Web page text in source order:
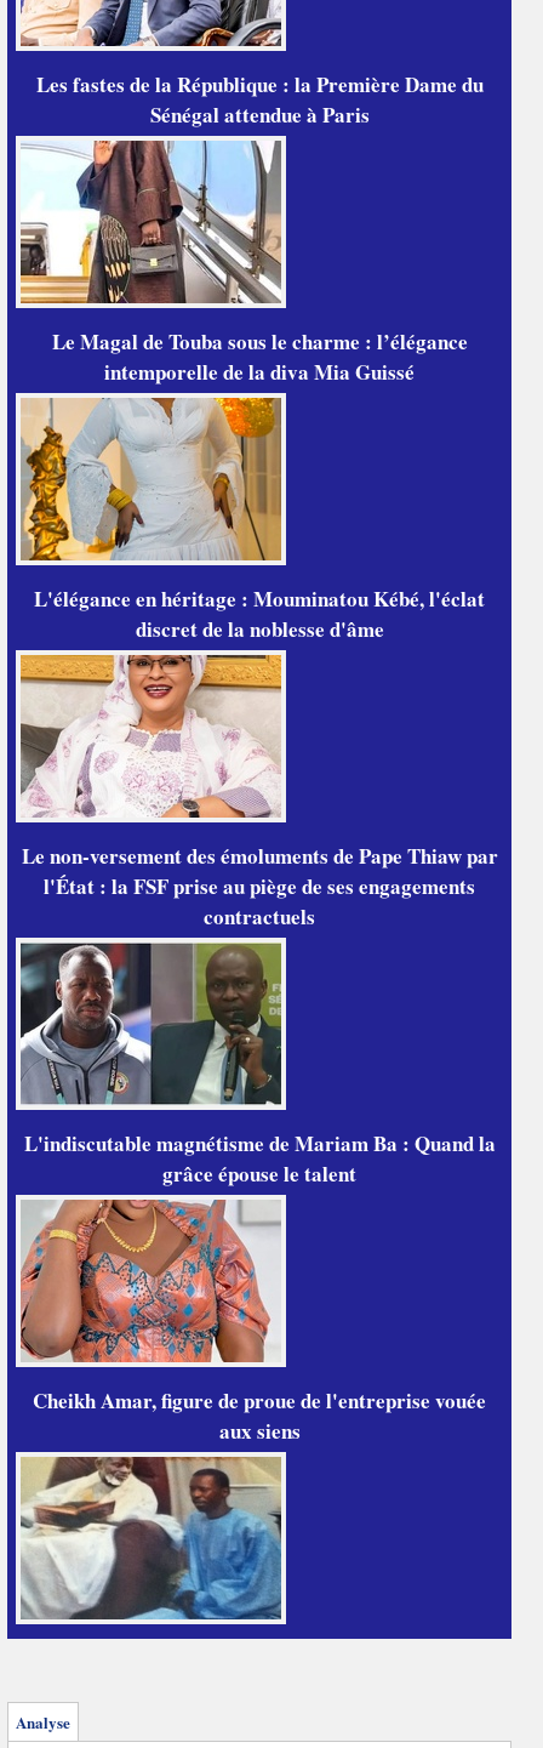
Les fastes de la République : la Première Dame du
Sénégal attendue à Paris
Le Magal de Touba sous le charme : l’élégance
intemporelle de la diva Mia Guissé
L'élégance en héritage : Mouminatou Kébé, l'éclat
discret de la noblesse d'âme
Le non-versement des émoluments de Pape Thiaw par
l'État : la FSF prise au piège de ses engagements
contractuels
L'indiscutable magnétisme de Mariam Ba : Quand la
grâce épouse le talent
Cheikh Amar, figure de proue de l'entreprise vouée
aux siens
Analyse